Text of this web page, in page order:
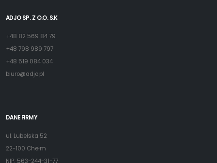
ADJO SP. Z O.O. S.K
+48 82 569 84 79
+48 798 989 797
+48 519 084 034
biuro@adjo.pl
DANE FIRMY
ul. Lubelska 52
22-100 Chełm
NIP: 563-244-31-77